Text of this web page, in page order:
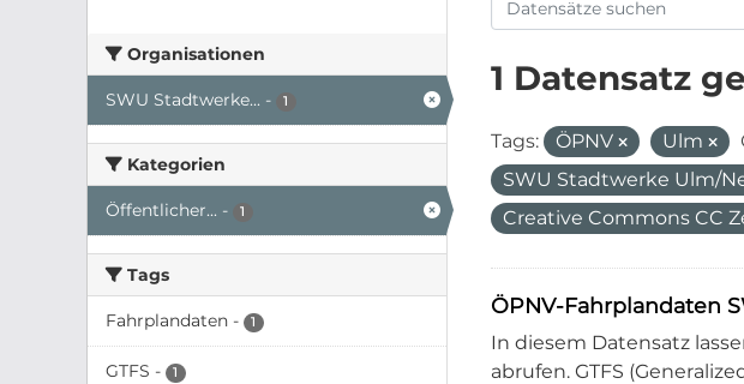
Organisationen
SWU Stadtwerke... - 1
Kategorien
Öffentlicher... - 1
Tags
Fahrplandaten - 1
GTFS - 1
1 Datensatz
Tags: ÖPNV Ulm
SWU Stadtwerke Ulm/
Creative Commons CC
ÖPNV-Fahrplandaten
In diesem Datensatz
abrufen. GTFS